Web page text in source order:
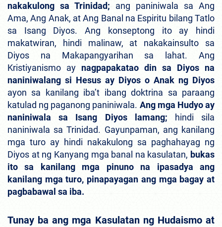
nakakulong sa Trinidad; ang paniniwala sa Ang
Ama, Ang Anak, at Ang Banal na Espiritu bilang Tatlo
sa Isang Diyos. Ang konseptong ito ay hindi
makatwiran, hindi malinaw, at nakakainsulto sa
Diyos na Makapangyarihan sa lahat. Ang
Kristiyanismo ay nagpapakatao din sa Diyos na
naniniwalang si Hesus ay Diyos o Anak ng Diyos
ayon sa kanilang iba’t ibang doktrina sa paraang
katulad ng paganong paniniwala. Ang mga Hudyo ay
naniniwala sa Isang Diyos lamang;
hindi sila
naniniwala sa Trinidad. Gayunpaman, ang kanilang
mga turo ay hindi nakakulong sa paghahayag ng
Diyos at ng Kanyang mga banal na kasulatan, bukas
ito sa kanilang mga pinuno na ipasadya ang
kanilang mga turo, pinapayagan ang mga bagay at
pagbabawal sa iba.
Tunay ba ang mga Kasulatan ng Hudaismo at